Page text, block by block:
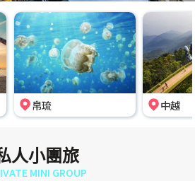
帛琉 中越
人小團旅
MINI GROUP